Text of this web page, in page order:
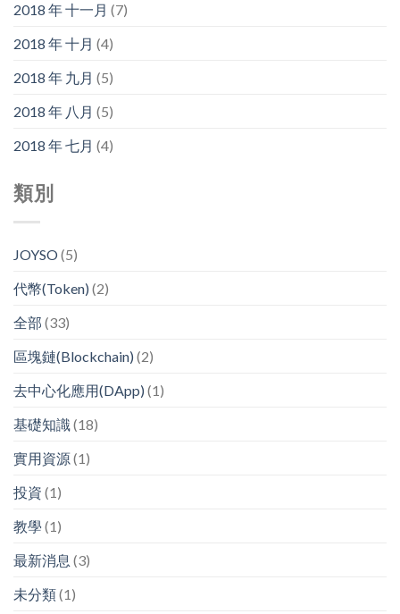
2018 年 十一月 (7)
2018 年 十月 (4)
2018 年 九月 (5)
2018 年 八月 (5)
2018 年 七月 (4)
類別
JOYSO(5)
代幣(Token) (2)
全部 (33)
區塊鏈(Blockchain) (2)
去中心化應用(DApp) (1)
基礎知識(18)
實用資源(1)
投資 (1)
教學 (1)
最新消息 (3)
未分類(1)